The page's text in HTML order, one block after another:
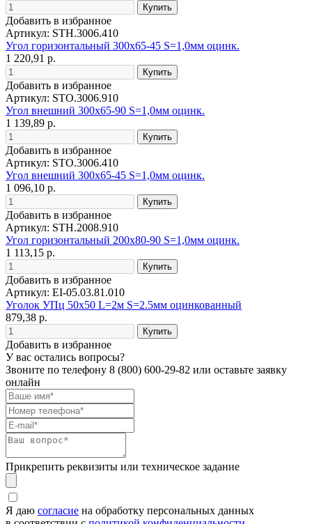
Добавить в избранное
Артикул: STH.3006.410
Угол горизонтальный 300х65-45 S=1,0мм оцинк.
1 220,91 р.
Добавить в избранное
Артикул: STO.3006.910
Угол внешний 300х65-90 S=1,0мм оцинк.
1 139,89 р.
Добавить в избранное
Артикул: STO.3006.410
Угол внешний 300х65-45 S=1,0мм оцинк.
1 096,10 р.
Добавить в избранное
Артикул: STH.2008.910
Угол горизонтальный 200х80-90 S=1,0мм оцинк.
1 113,15 р.
Добавить в избранное
Артикул: EI-05.03.81.010
Уголок УПц 50х50 L=2м S=2.5мм оцинкованный
879,38 р.
Добавить в избранное
У вас остались вопросы?
Звоните по телефону 8 (800) 600-29-82 или оставьте заявку
онлайн
Прикрепить реквизиты или техническое задание
Я даю согласие на обработку персональных данных